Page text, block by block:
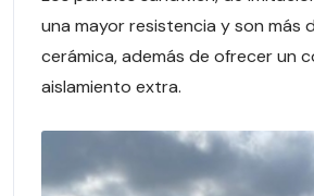
una mayor resistencia y son más
cerámica, además de ofrecer un
aislamiento extra.